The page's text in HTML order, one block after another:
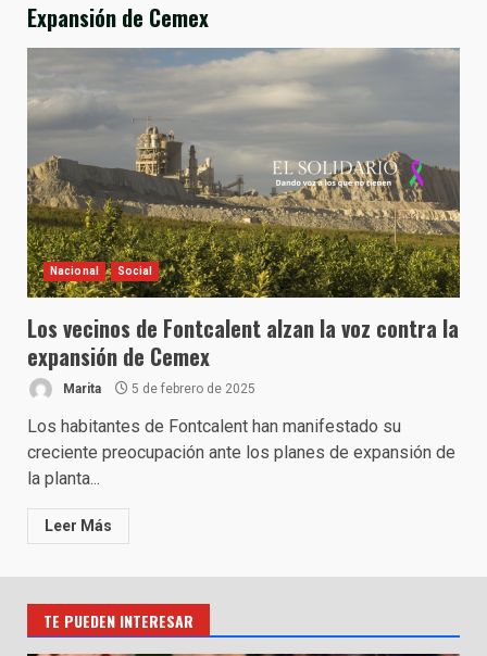
Expansión de Cemex
Nacional Social
Los vecinos de Fontcalent alzan la voz contra la
expansión de Cemex
Marita 5 de febrero de 2025
Los habitantes de Fontcalent han manifestado su
creciente preocupación ante los planes de expansión de
la planta...
Leer Más
TE PUEDEN INTERESAR